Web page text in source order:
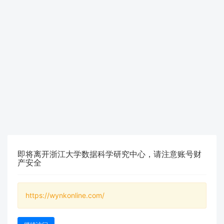
即将离开浙江大学数据科学研究中心，请注意账号财
产安全
https://wynkonline.com/